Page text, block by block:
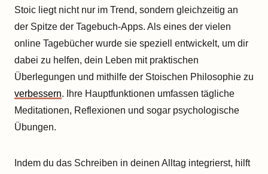
Stoic liegt nicht nur im Trend, sondern gleichzeitig an
der Spitze der Tagebuch-Apps. Als eines der vielen
online Tagebücher wurde sie speziell entwickelt, um dir
dabei zu helfen, dein Leben mit praktischen
Überlegungen und mithilfe der Stoischen Philosophie zu
verbessern. Ihre Hauptfunktionen umfassen tägliche
Meditationen, Reflexionen und sogar psychologische
Übungen.
Indem du das Schreiben in deinen Alltag integrierst, hilft